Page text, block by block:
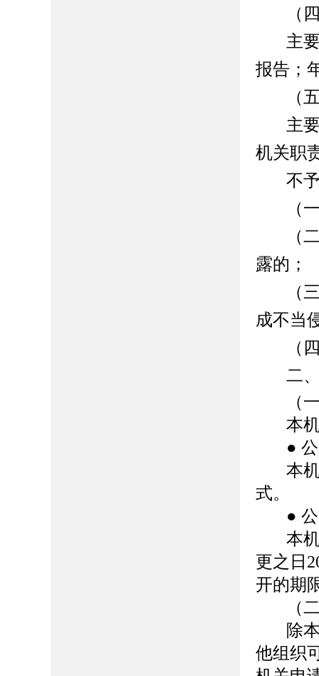
（
主
报告；
（
主
机关职
不
（
（
露的；
（
成不当
（
二
（
本
●
本
式。
●
本
更之日
开的期
（
除
他组织